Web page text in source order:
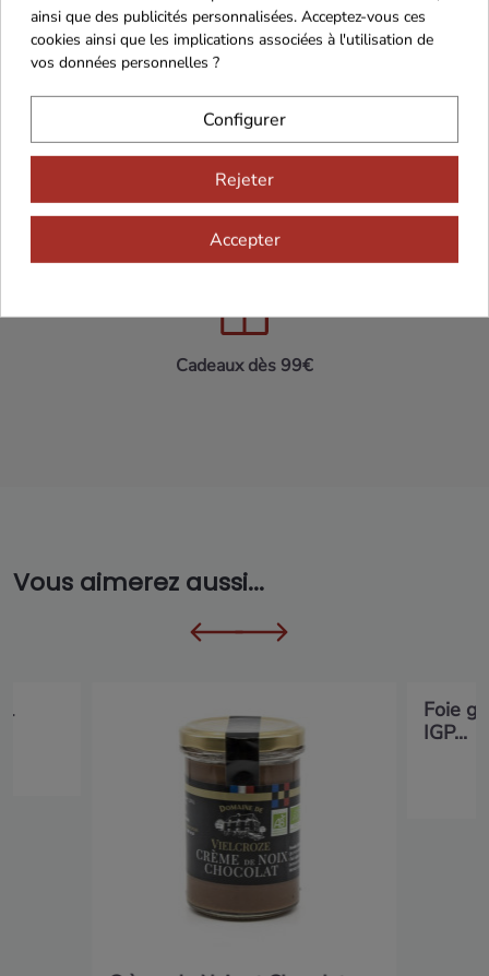
Cadeaux dès 99€
Vous aimerez aussi...
Foie
IGP...
ainsi que des publicités personnalisées. Acceptez-vous ces
cookies ainsi que les implications associées à l'utilisation de
vos données personnelles ?
Configurer
Rejeter
Accepter